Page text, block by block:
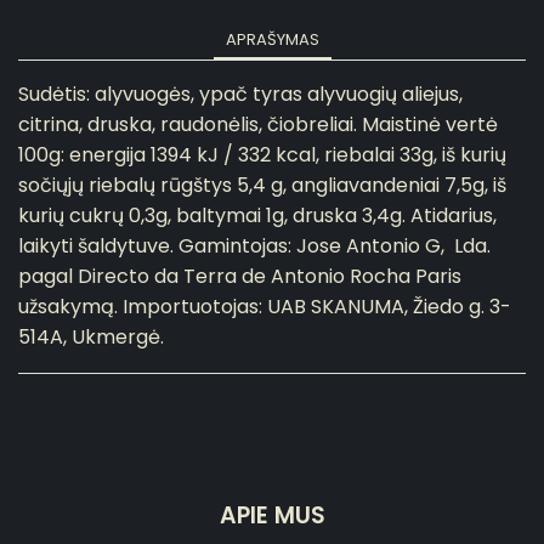
APRAŠYMAS
Sudėtis: alyvuogės, ypač tyras alyvuogių aliejus,
citrina, druska, raudonėlis, čiobreliai. Maistinė vertė
100g: energija 1394 kJ / 332 kcal, riebalai 33g, iš kurių
sočiųjų riebalų rūgštys 5,4 g, angliavandeniai 7,5g, iš
kurių cukrų 0,3g, baltymai 1g, druska 3,4g. Atidarius,
laikyti šaldytuve. Gamintojas: Jose Antonio G, Lda.
pagal Directo da Terra de Antonio Rocha Paris
užsakymą. Importuotojas: UAB SKANUMA, Žiedo g. 3-
514A, Ukmergė.
APIE MUS